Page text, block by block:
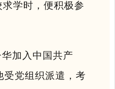
学时，便积极参
华加入中国共产
受党组织派遣，考